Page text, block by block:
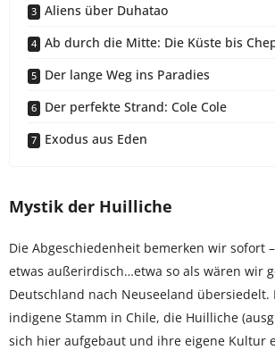
Aliens über Duhatao
Ab durch die Mitte: Die Küste bis
Der lange Weg ins Paradies
Der perfekte Strand: Cole Cole
Exodus aus Eden
Mystik der Huilliche
Die Abgeschiedenheit bemerken wir sofort
etwas außerirdisch…etwa so als wären wir
Deutschland nach Neuseeland übersiedelt.
indigene Stamm in Chile, die Huilliche
sich hier aufgebaut und ihre eigene Kultur